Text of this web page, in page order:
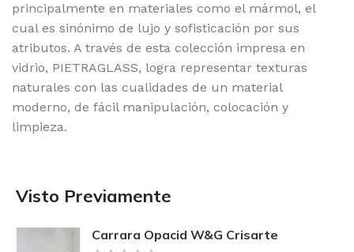
principalmente en materiales como el mármol, el
cual es sinónimo de lujo y sofisticación por sus
atributos. A través de esta colección impresa en
vidrio, PIETRAGLASS, logra representar texturas
naturales con las cualidades de un material
moderno, de fácil manipulación, colocación y
limpieza.
Visto Previamente
Carrara Opacid W&G Crisarte